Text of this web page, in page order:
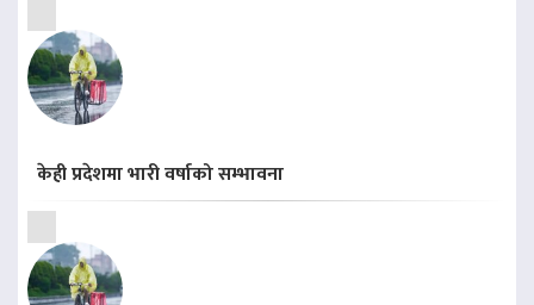
केही प्रदेशमा भारी वर्षाको सम्भावना